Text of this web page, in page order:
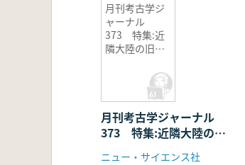
月刊考古学ジ
ャーナル
373 特集:近
隣大陸の旧石
月刊考古学ジャーナル
373 特集:近隣大陸の旧
ニュー・サイエンス社